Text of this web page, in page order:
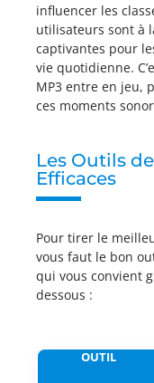
influencer les
utilisateurs sont à
captivantes pour
vie quotidienne.
MP3 entre en jeu,
ces moments
Les Outils
Efficaces
Pour tirer le
vous faut le bon
qui vous convient
dessous :
OUTIL